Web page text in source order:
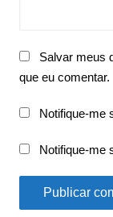
Salvar meus
que eu comentar.
Notifique-me
Notifique-me